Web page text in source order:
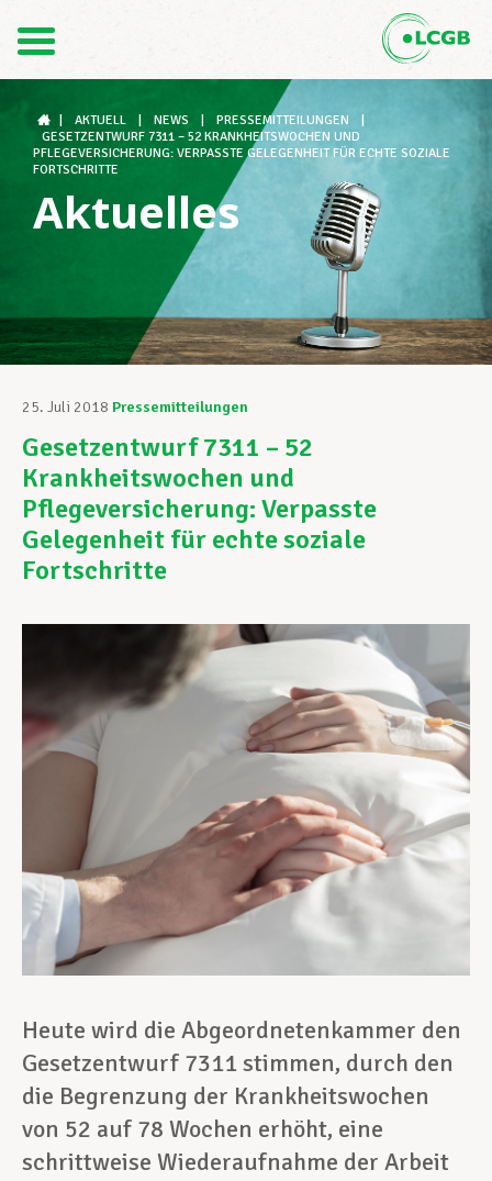
FR
Der LCGB
Gewerkschaftsstrukturen
Unterstützung im Arbeitsalltag
Ihre Rechte
Unterstützung im Privatleben
Berufliche Weiterentwicklung
Mitglied werden
Aktuell
AKTUELL NEWS PRESSEMITTEILUNGEN
GESETZENTWURF 7311 – 52 KRANKHEITSWOCHEN UND
PFLEGEVERSICHERUNG: VERPASSTE GELEGENHEIT FÜR ECHTE SOZIALE
FORTSCHRITTE
Aktuelles
25. Juli 2018 Pressemitteilungen
Gesetzentwurf 7311 – 52
Krankheitswochen und
Pflegeversicherung: Verpasste
Gelegenheit für echte soziale
Fortschritte
Heute wird die Abgeordnetenkammer den
Gesetzentwurf 7311 stimmen, durch den
die Begrenzung der Krankheitswochen
von 52 auf 78 Wochen erhöht, eine
schrittweise Wiederaufnahme der Arbeit